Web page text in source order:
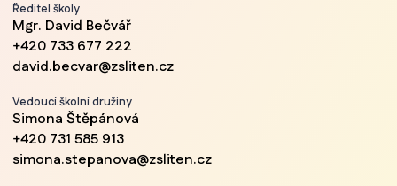
Ředitel školy
Mgr. David Bečvář
+420 733 677 222
david.becvar@zsliten.cz
Vedoucí školní družiny
Simona Štěpánová
+420 731 585 913
simona.stepanova@zsliten.cz